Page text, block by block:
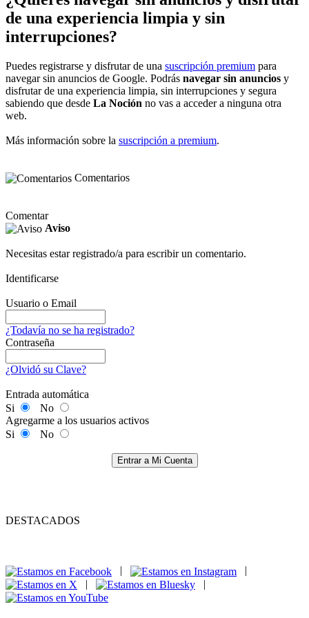
de una experiencia limpia y sin
interrupciones?
Puedes registrarse y disfrutar de una suscripción premium para
navegar sin anuncios de Google. Podrás navegar sin anuncios y
disfrutar de una experiencia limpia, sin interrupciones y segura
sabiendo que desde La Noción no vas a acceder a ninguna otra
web.
Más información sobre la suscripción a premium.
Comentarios
Comentar
Aviso
Necesitas estar registrado/a para escribir un comentario.
Identificarse
Usuario o Email
¿Todavía no se ha registrado?
Contraseña
¿Olvidó su Clave?
Entrada automática
Si
No
Agregarme a los usuarios activos
Si
No
Entrar a Mi Cuenta
DESTACADOS
|
|